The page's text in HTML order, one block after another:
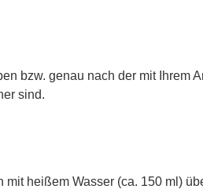
bzw. genau nach der mit Ihrem
sind.
heißem Wasser (ca. 150 ml)